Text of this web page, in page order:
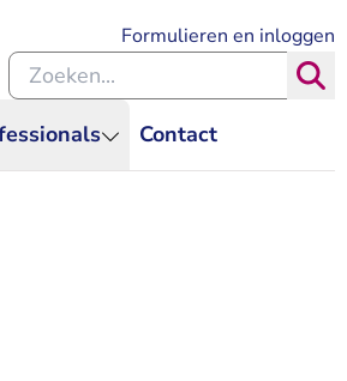
Contact
Formulieren en inloggen
Zoeken binnen de Rechtspraak